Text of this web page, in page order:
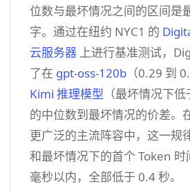
位数与最坏情况之间的区间是
字。通过在纽约 NYC1 的
云服务器 上进行基准测试，
了在 gpt-oss-120b （0.29 到
Kimi 推理模型 （最坏情况下
的中位数到最坏情况的价差。
更广泛的主流阵容中，这一规
和最坏情况下的首个 Token
毫秒以内，全部低于 0.4 秒。